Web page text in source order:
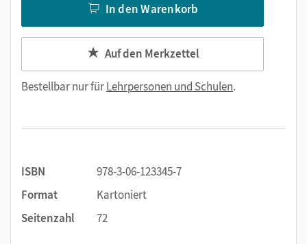
In den Warenkorb
Auf den Merkzettel
Bestellbar nur fürLehrpersonen und Schulen.
ISBN
978-3-06-123345-7
Format
Kartoniert
Seitenzahl
72